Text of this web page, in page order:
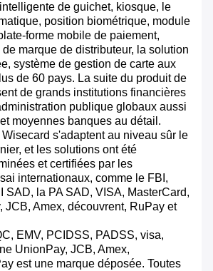
de guichet, kiosque, le
position biométrique, module
forme mobile de paiement,
marque de distributeur, la solution
système de gestion de carte aux
de 60 pays. La suite du produit de
de grands institutions financières
publique globaux aussi
moyennes banques au détail.
s'adaptent au niveau sûr le
et les solutions ont été
et certifiées par les
internationaux, comme le FBI,
SAD, la PA SAD, VISA, MasterCard,
JCB, Amex, découvrent, RuPay et
EMV, PCIDSS, PADSS, visa,
UnionPay, JCB, Amex,
est une marque déposée. Toutes